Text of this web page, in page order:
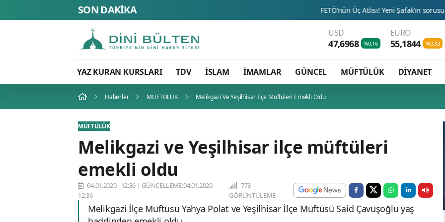
SON DAKİKA FETÖ’nün Üç Atlısı! Yeni Şafak’ın sorusunu Dini Bülten
USD
47,6968 %0,16
EURO
55,1844 %0,33
YAZ KURAN KURSLARI TDV İSLAM İMAMLAR GÜNCEL MÜFTÜLÜK DİYANET
Haberler MÜFTÜLÜK Melikgazi Ve Yeşilhisar Ilçe Müftüleri Emekli Oldu
MÜFTÜLÜK
Melikgazi ve Yeşilhisar ilçe müftüleri
emekli oldu
04.01.2020 - 12:36 | GÜNCELLEME:04.01.2020 -
12:36
773
GÖRÜNTÜLEME
Melikgazi İlçe Müftüsü Yahya Polat ve Yeşilhisar İlçe Müftüsü Said Çavuşoğlu yaş